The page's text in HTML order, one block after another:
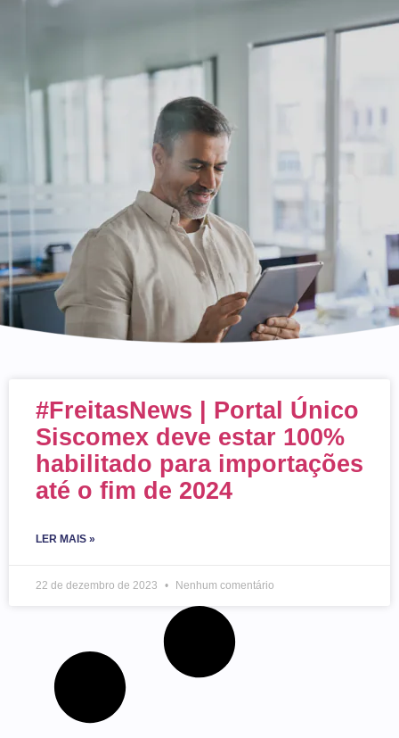
#FreitasNews | Portal Único
Siscomex deve estar 100%
habilitado para importações
até o fim de 2024
LER MAIS »
22 de dezembro de 2023 Nenhum comentário